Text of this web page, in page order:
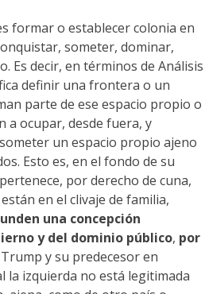
formar o establecer colonia en
someter, dominar,
Es decir, en términos de Análisis
definir una frontera o un
parte de ese espacio propio o
a ocupar, desde fuera, y
un espacio propio ajeno
Esto es, en el fondo de su
por derecho de cuna,
en el clivaje de familia,
una concepción
y del dominio público, por
y su predecesor en
la izquierda no está legitimada